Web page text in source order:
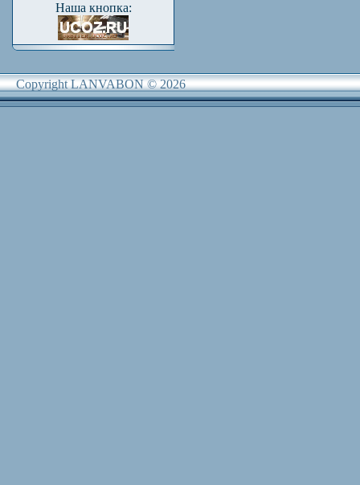
Наша кнопка:
Copyright LANVABON © 2026